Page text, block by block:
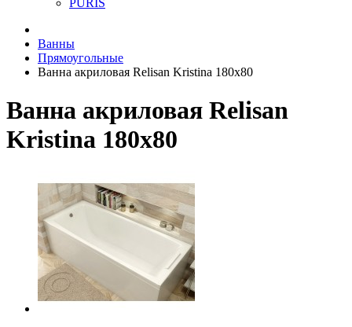
PURIS
Ванны
Прямоугольные
Ванна акриловая Relisan Kristina 180х80
Ванна акриловая Relisan
Kristina 180х80